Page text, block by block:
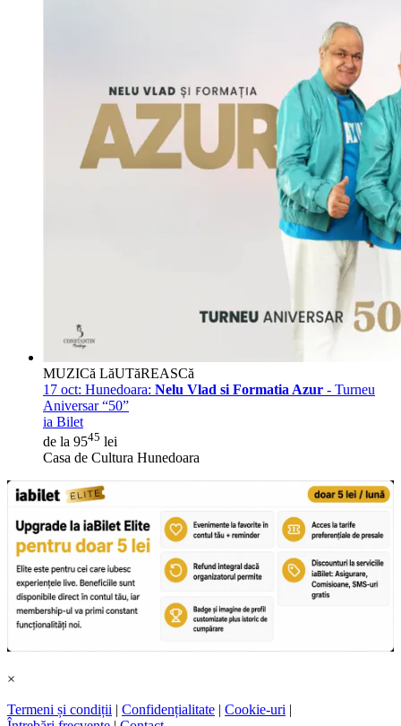
MUZICă LăUTăREASCă
17 oct: Hunedoara: Nelu Vlad si Formatia Azur - Turneu
Aniversar “50”
ia Bilet
de la 9545 lei
Casa de Cultura Hunedoara
×
Termeni și condiții | Confidențialitate | Cookie-uri |